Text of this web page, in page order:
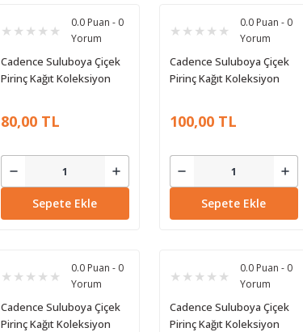
0.0 Puan - 0
Yorum
Cadence Suluboya Çiçek
Pirinç Kağıt Koleksiyon
80,00 TL
Sepete Ekle
0.0 Puan - 0
Yorum
Cadence Suluboya Çiçek
Pirinç Kağıt Koleksiyon
100,00 TL
Sepete Ekle
0.0 Puan - 0
Yorum
Cadence Suluboya Çiçek
Pirinç Kağıt Koleksiyon
0.0 Puan - 0
Yorum
Cadence Suluboya Çiçek
Pirinç Kağıt Koleksiyon